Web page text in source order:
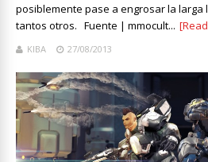
posiblemente pase a engrosar la larga
tantos otros. Fuente | mmocult...
KIBA 27/08/2013